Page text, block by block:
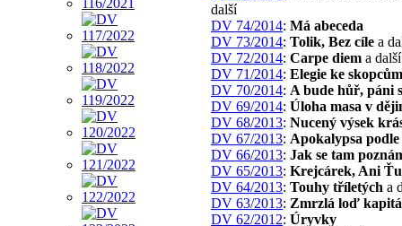
další
DV 74/2014: Má abeceda
DV 73/2014: Tolik, Bez cíle a
DV 72/2014: Carpe diem a další
DV 71/2014: Elegie ke skopcům
DV 70/2014: A bude hůř, páni
DV 69/2014: Úloha masa v
DV 68/2013: Nucený výsek
DV 67/2013: Apokalypsa podle
DV 66/2013: Jak se tam
DV 65/2013: Krejcárek, Ani
DV 64/2013: Touhy tříletých a
DV 63/2013: Zmrzlá loď
DV 62/2012: Úryvky